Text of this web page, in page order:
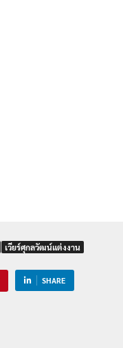
เวียร์ศุกลวัฒน์แต่งงาน
SHARE